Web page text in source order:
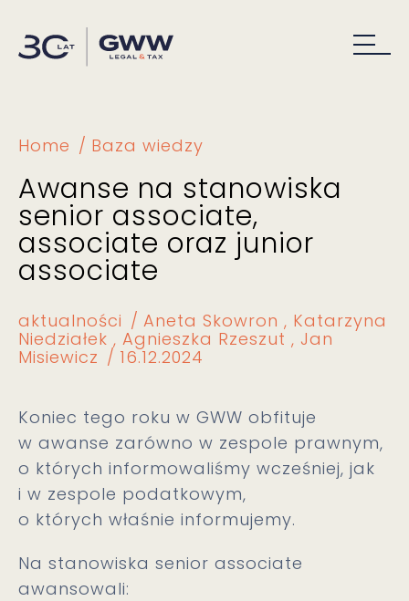
Home Baza wiedzy
Awanse na stanowiska
senior associate,
associate oraz junior
associate
aktualności Aneta Skowron
Katarzyna
Niedziałek
Agnieszka Rzeszut
Jan
Misiewicz
16.12.2024
Koniec tego roku w GWW obfituje
w awanse zarówno w zespole prawnym,
o których informowaliśmy wcześniej, jak
i w zespole podatkowym,
o których właśnie informujemy.
Na stanowiska senior associate
awansowali: